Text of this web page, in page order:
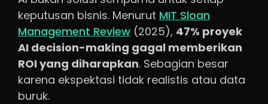
keputusan bisnis. Menurut MIT Sloan
Management Review (2025), 47% proyek
AI decision-making gagal memberikan
ROI yang diharapkan. Sebagian besar
karena ekspektasi tidak realistis atau data
buruk.